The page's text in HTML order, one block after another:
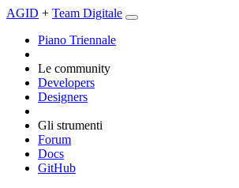
AGID + Team Digitale
Piano Triennale
Le community
Developers
Designers
Gli strumenti
Forum
Docs
GitHub